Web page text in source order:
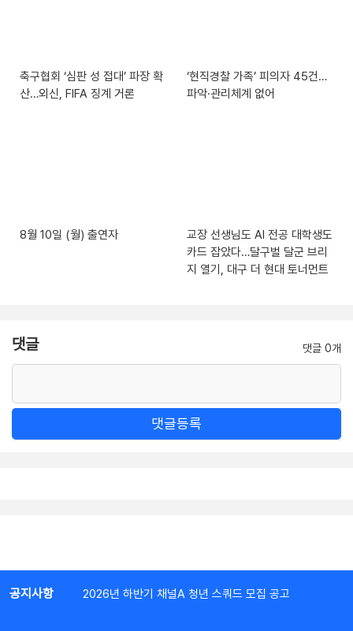
축구협회 ‘심판 성 접대’ 파장 확
산…외신, FIFA 징계 거론
‘현직경찰 가족’ 피의자 45건…
파악·관리체계 없어
8월 10일 (월) 출연자
교장 선생님도 AI 전공 대학생도
카드 잡았다…달구벌 달군 브리
지 열기, 대구 더 현대 토너먼트
댓글 댓글 0개
댓글등록
공지사항 2026년 하반기 채널A 청년 스쿼드 모집 공고